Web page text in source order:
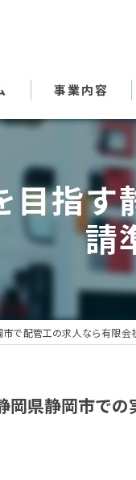
事業内容
目指
請
市で配管工の求人なら有限会
岡県静岡市で